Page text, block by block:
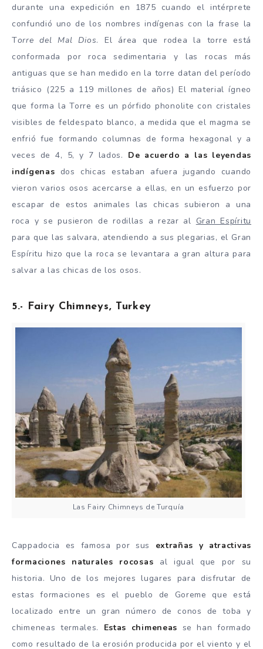
durante una expedición en 1875 cuando el intérprete
confundió uno de los nombres indígenas con la frase la
Torre del Mal Dios. El área que rodea la torre está
conformada por roca sedimentaria y las rocas más
antiguas que se han medido en la torre datan del período
triásico (225 a 119 millones de años) El material ígneo
que forma la Torre es un pórfido phonolite con cristales
visibles de feldespato blanco, a medida que el magma se
enfrió fue formando columnas de forma hexagonal y a
veces de 4, 5, y 7 lados. De acuerdo a las leyendas
indígenas dos chicas estaban afuera jugando cuando
vieron varios osos acercarse a ellas, en un esfuerzo por
escapar de estos animales las chicas subieron a una
roca y se pusieron de rodillas a rezar al Gran Espíritu
para que las salvara, atendiendo a sus plegarias, el Gran
Espíritu hizo que la roca se levantara a gran altura para
salvar a las chicas de los osos.
5.- Fairy Chimneys, Turkey
Las Fairy Chimneys de Turquía
Cappadocia es famosa por sus extrañas y atractivas
formaciones naturales rocosas al igual que por su
historia. Uno de los mejores lugares para disfrutar de
estas formaciones es el pueblo de Goreme que está
localizado entre un gran número de conos de toba y
chimeneas termales. Estas chimeneas se han formado
como resultado de la erosión producida por el viento y el